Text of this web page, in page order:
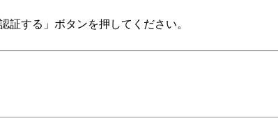
証する」ボタンを押してください。